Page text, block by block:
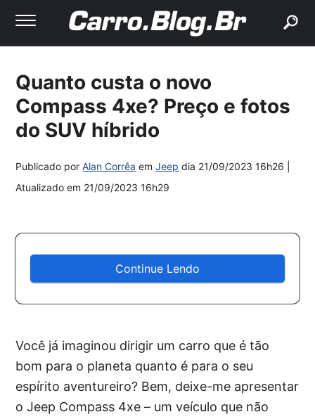
Quanto custa o novo
Compass 4xe? Preço e fotos
do SUV híbrido
Publicado porAlan Corrêa emJeep dia 21/09/2023 16h26
Atualizado em 21/09/2023 16h29
Continue Lendo
Você já imaginou dirigir um carro que é tão
bom para o planeta quanto é para o seu
espírito aventureiro? Bem, deixe-me apresentar
o Jeep Compass 4xe – um veículo que não